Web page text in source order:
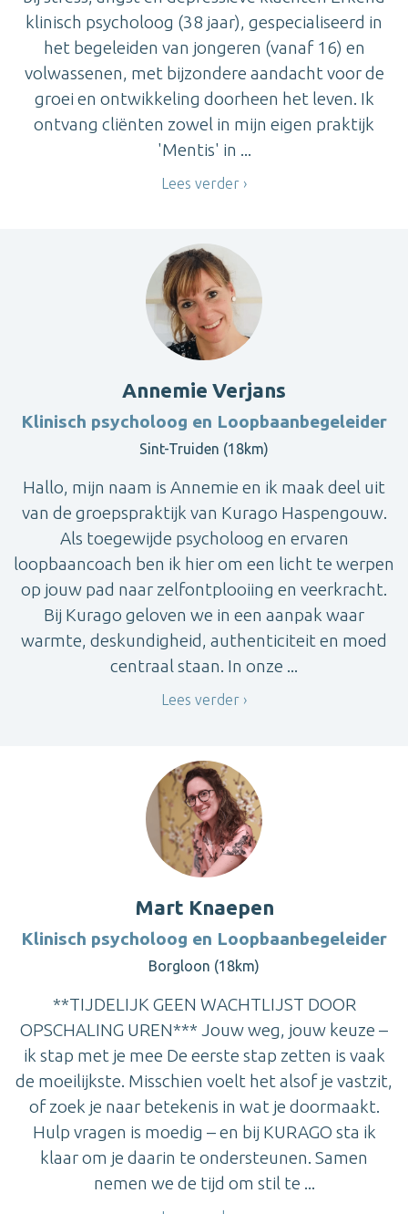
klinisch psycholoog (38 jaar), gespecialiseerd in
het begeleiden van jongeren (vanaf 16) en
volwassenen, met bijzondere aandacht voor de
groei en ontwikkeling doorheen het leven. Ik
ontvang cliënten zowel in mijn eigen praktijk
'Mentis' in ...
Lees verder
Annemie Verjans
Klinisch psycholoog en Loopbaanbegeleider
Sint-Truiden (18km)
Hallo, mijn naam is Annemie en ik maak deel uit
van de groepspraktijk van Kurago Haspengouw.
Als toegewijde psycholoog en ervaren
loopbaancoach ben ik hier om een licht te werpen
op jouw pad naar zelfontplooiing en veerkracht.
Bij Kurago geloven we in een aanpak waar
warmte, deskundigheid, authenticiteit en moed
centraal staan. In onze ...
Lees verder
Mart Knaepen
Klinisch psycholoog en Loopbaanbegeleider
Borgloon (18km)
**TIJDELIJK GEEN WACHTLIJST DOOR
OPSCHALING UREN*** Jouw weg, jouw keuze –
ik stap met je mee De eerste stap zetten is vaak
de moeilijkste. Misschien voelt het alsof je vastzit,
of zoek je naar betekenis in wat je doormaakt.
Hulp vragen is moedig – en bij KURAGO sta ik
klaar om je daarin te ondersteunen. Samen
nemen we de tijd om stil te ...